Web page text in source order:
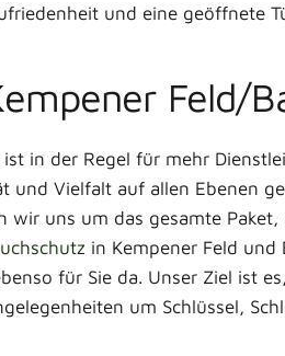
und eine geöffnete
Feld/
in der Regel für mehr
und Vielfalt auf allen Ebenen
wir uns um das gesamte
in Kempener Feld und
für Sie da. Unser Ziel ist
um Schlüssel,